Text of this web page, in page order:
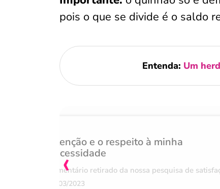
pois o que se divide é o saldo
Entenda: Um
Atenção e o respeito à minha
necessidade
Comentário retirado da nossa pesquisa de
07/03/2023
‹